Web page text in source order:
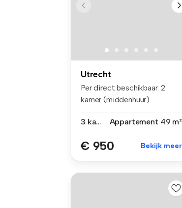
Utrecht
Per direct beschikbaar. 2
kamer (middenhuur)
3 kamers
Appartement 49 m²
€ 950 Bekijk meer